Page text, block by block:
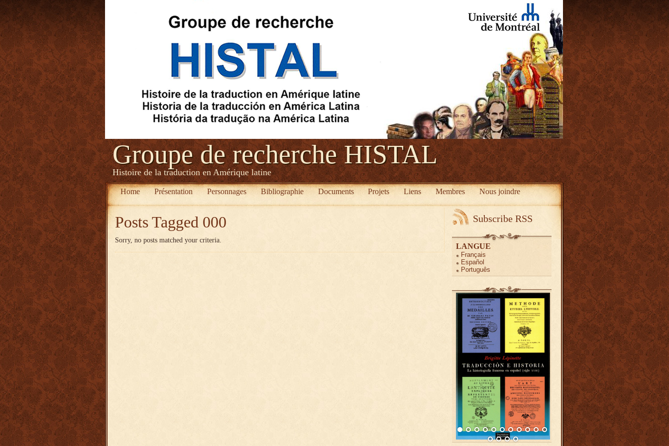
Groupe de recherche HISTAL
Histoire de la traduction en Amérique latine
Home Présentation Personnages Bibliographie Documents Projets Liens Membres Nous joindre
Posts Tagged 000
Sorry, no posts matched your criteria.
Subscribe RSS
LANGUE
Français
Español
Português